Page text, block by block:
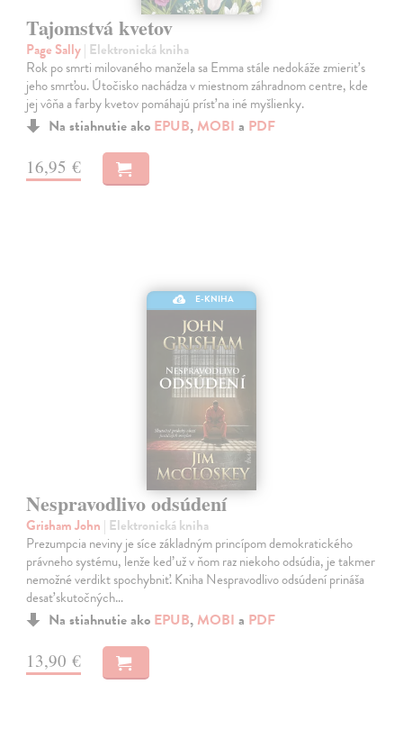
Tajomstvá kvetov
Page Sally| Elektronická kniha
Rok po smrti milovaného manžela sa Emma stále nedokáže zmieriť s
jeho smrťou. Útočisko nachádza v miestnom záhradnom centre, kde
jej vôňa a farby kvetov pomáhajú prísť na iné myšlienky.
Na stiahnutie ako EPUB, MOBI a PDF
16,95 €
E-KNIHA
Nespravodlivo odsúdení
Grisham John | Elektronická kniha
Prezumpcia neviny je síce základným princípom demokratického
právneho systému, lenže keď už v ňom raz niekoho odsúdia, je takmer
nemožné verdikt spochybniť. Kniha Nespravodlivo odsúdení prináša
desať skutočných…
Na stiahnutie ako EPUB, MOBI a PDF
13,90 €